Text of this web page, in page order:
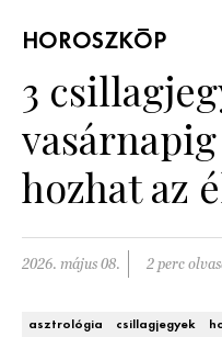
SZÉPSÉG
ÉLETMÓD
PÁRKAPCSOLAT
HOROSZKÓP
3
hozhat az
2026. május 08. 2 perc
asztrológia csillagjegyek